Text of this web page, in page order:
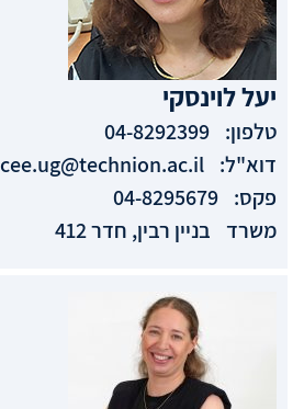
יעללוינסקי
טלפון: 04-8292399
דוא"ל: cee.ug@technion.ac.il
פקס:
משרד
בניין רבין, חדר 412